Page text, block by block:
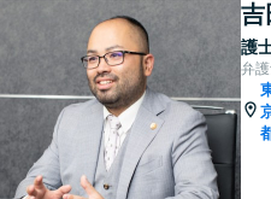
吉
護
弁